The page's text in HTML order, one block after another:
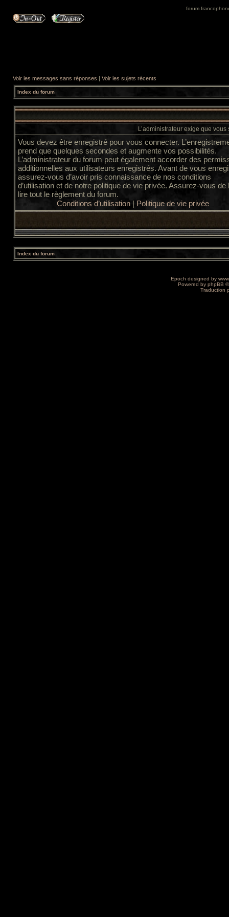
forum
Voir les messages sans réponses | Voir les sujets récents
Index du forum
L’administrateur exige que
Vous devez être enregistré pour vous connecter.
prend que quelques secondes et augmente vos possibilités.
L’administrateur du forum peut également accorder des
additionnelles aux utilisateurs enregistrés. Avant de vous
assurez-vous d’avoir pris connaissance de nos conditions
d’utilisation et de notre politique de vie privée. Assurez-vous de
lire tout le règlement du forum.
Conditions d’utilisation| Politique de vie privée
Index du forum
Epoch designed by
Powered by phpBB
Traduction